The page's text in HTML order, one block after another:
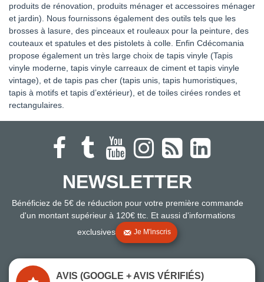
produits de rénovation, produits ménager et accessoires ménager
et jardin). Nous fournissons également des outils tels que les
brosses à lasure, des pinceaux et rouleaux pour la peinture, des
couteaux et spatules et des pistolets à colle. Enfin Cdécomania
propose également un très large choix de tapis vinyle (Tapis
vinyle moderne, tapis vinyle carreaux de ciment et tapis vinyle
vintage), et de tapis pas cher (tapis unis, tapis humoristiques,
tapis à motifs et tapis d’extérieur), et de toiles cirées rondes et
rectangulaires.
NEWSLETTER
Bénéficiez de 5€ de réduction pour votre première commande
d'un montant supérieur à 120€ ttc. Et aussi d'informations
exclusives
Je M'inscris
AVIS (GOOGLE + AVIS VÉRIFIÉS)